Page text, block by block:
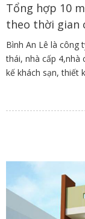
Tổng hợp 10
theo thời gian
Bình An Lê là công
thái, nhà cấp 4,nhà
kế khách sạn, thiết
trên địa bàn các